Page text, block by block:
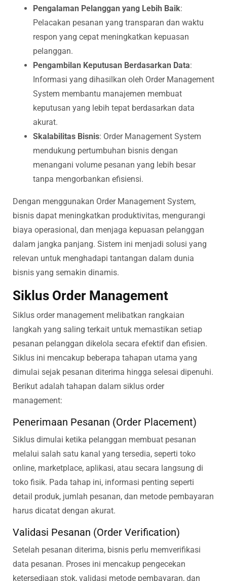
Pengalaman Pelanggan yang Lebih Baik:
Pelacakan pesanan yang transparan dan waktu
respon yang cepat meningkatkan kepuasan
pelanggan.
Pengambilan Keputusan Berdasarkan Data:
Informasi yang dihasilkan oleh Order Management
System membantu manajemen membuat
keputusan yang lebih tepat berdasarkan data
akurat.
Skalabilitas Bisnis: Order Management System
mendukung pertumbuhan bisnis dengan
menangani volume pesanan yang lebih besar
tanpa mengorbankan efisiensi.
Dengan menggunakan Order Management System,
bisnis dapat meningkatkan produktivitas, mengurangi
biaya operasional, dan menjaga kepuasan pelanggan
dalam jangka panjang. Sistem ini menjadi solusi yang
relevan untuk menghadapi tantangan dalam dunia
bisnis yang semakin dinamis.
Siklus Order Management
Siklus order management melibatkan rangkaian
langkah yang saling terkait untuk memastikan setiap
pesanan pelanggan dikelola secara efektif dan efisien.
Siklus ini mencakup beberapa tahapan utama yang
dimulai sejak pesanan diterima hingga selesai dipenuhi.
Berikut adalah tahapan dalam siklus order
management:
Penerimaan Pesanan (Order Placement)
Siklus dimulai ketika pelanggan membuat pesanan
melalui salah satu kanal yang tersedia, seperti toko
online, marketplace, aplikasi, atau secara langsung di
toko fisik. Pada tahap ini, informasi penting seperti
detail produk, jumlah pesanan, dan metode pembayaran
harus dicatat dengan akurat.
Validasi Pesanan (Order Verification)
Setelah pesanan diterima, bisnis perlu memverifikasi
data pesanan. Proses ini mencakup pengecekan
ketersediaan stok, validasi metode pembayaran, dan